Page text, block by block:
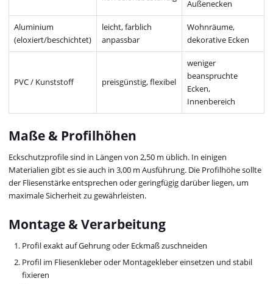
Außenecken
Aluminium
(eloxiert/beschichtet)
leicht, farblich
anpassbar
Wohnräume,
dekorative Ecken
PVC / Kunststoff preisgünstig, flexibel
weniger
beanspruchte
Ecken,
Innenbereich
Maße & Profilhöhen
Eckschutzprofile sind in Längen von 2,50 m üblich. In einigen
Materialien gibt es sie auch in 3,00 m Ausführung. Die Profilhöhe sollte
der Fliesenstärke entsprechen oder geringfügig darüber liegen, um
maximale Sicherheit zu gewährleisten.
Montage & Verarbeitung
Profil exakt auf Gehrung oder Eckmaß zuschneiden
Profil im Fliesenkleber oder Montagekleber einsetzen und stabil
fixieren